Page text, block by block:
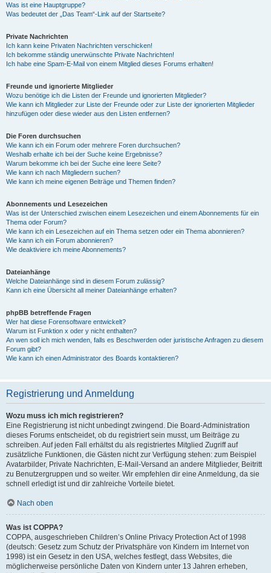
Was ist eine Hauptgruppe?
Was bedeutet der „Das Team“-Link auf der Startseite?
Private Nachrichten
Ich kann keine Privaten Nachrichten verschicken!
Ich bekomme ständig unerwünschte Private Nachrichten!
Ich habe eine Spam-E-Mail von einem Mitglied dieses Forums erhalten!
Freunde und ignorierte Mitglieder
Wozu benötige ich die Listen der Freunde und ignorierten Mitglieder?
Wie kann ich Mitglieder zur Liste der Freunde oder zur Liste der ignorierten Mitglieder
hinzufügen oder diese wieder aus den Listen entfernen?
Die Foren durchsuchen
Wie kann ich ein Forum oder mehrere Foren durchsuchen?
Weshalb erhalte ich bei der Suche keine Ergebnisse?
Warum bekomme ich bei der Suche eine leere Seite?
Wie kann ich nach Mitgliedern suchen?
Wie kann ich meine eigenen Beiträge und Themen finden?
Abonnements und Lesezeichen
Was ist der Unterschied zwischen einem Lesezeichen und einem Abonnements für ein
Thema oder Forum?
Wie kann ich ein Lesezeichen auf ein Thema setzen oder ein Thema abonnieren?
Wie kann ich ein Forum abonnieren?
Wie deaktiviere ich meine Abonnements?
Dateianhänge
Welche Dateianhänge sind in diesem Forum zulässig?
Kann ich eine Übersicht all meiner Dateianhänge erhalten?
phpBB betreffende Fragen
Wer hat diese Forensoftware entwickelt?
Warum ist Funktion x oder y nicht enthalten?
An wen soll ich mich wenden, falls es Beschwerden oder juristische Anfragen zu diesem
Forum gibt?
Wie kann ich einen Administrator des Boards kontaktieren?
Registrierung und Anmeldung
Wozu muss ich mich registrieren?
Eine Registrierung ist nicht unbedingt zwingend. Die Board-Administration
dieses Forums entscheidet, ob du registriert sein musst, um Beiträge zu
schreiben. Auf jeden Fall erhältst du als registriertes Mitglied Zugriff auf
zusätzliche Funktionen, die Gästen nicht zur Verfügung stehen: zum Beispiel
Avatarbilder, Private Nachrichten, E-Mail-Versand an andere Mitglieder, Beitritt
zu Benutzergruppen und so weiter. Wir empfehlen dir eine Anmeldung, da sie
schnell erledigt ist und dir zahlreiche Vorteile bietet.
Nach oben
Was ist COPPA?
COPPA, ausgeschrieben Children’s Online Privacy Protection Act of 1998
(deutsch: Gesetz zum Schutz der Privatsphäre von Kindern im Internet von
1998) ist ein Gesetz in den USA, welches festlegt, dass Websites, die
möglicherweise persönliche Daten von Kindern unter 13 Jahren erheben,